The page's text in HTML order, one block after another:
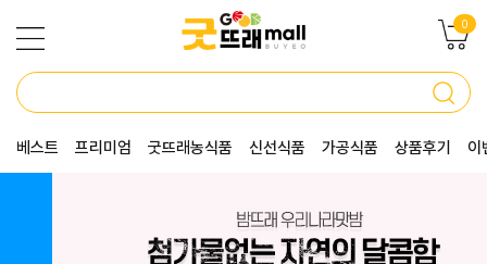
0
베스트 프리미엄 굿뜨래농식품 신선식품 가공식품 상품후기 이